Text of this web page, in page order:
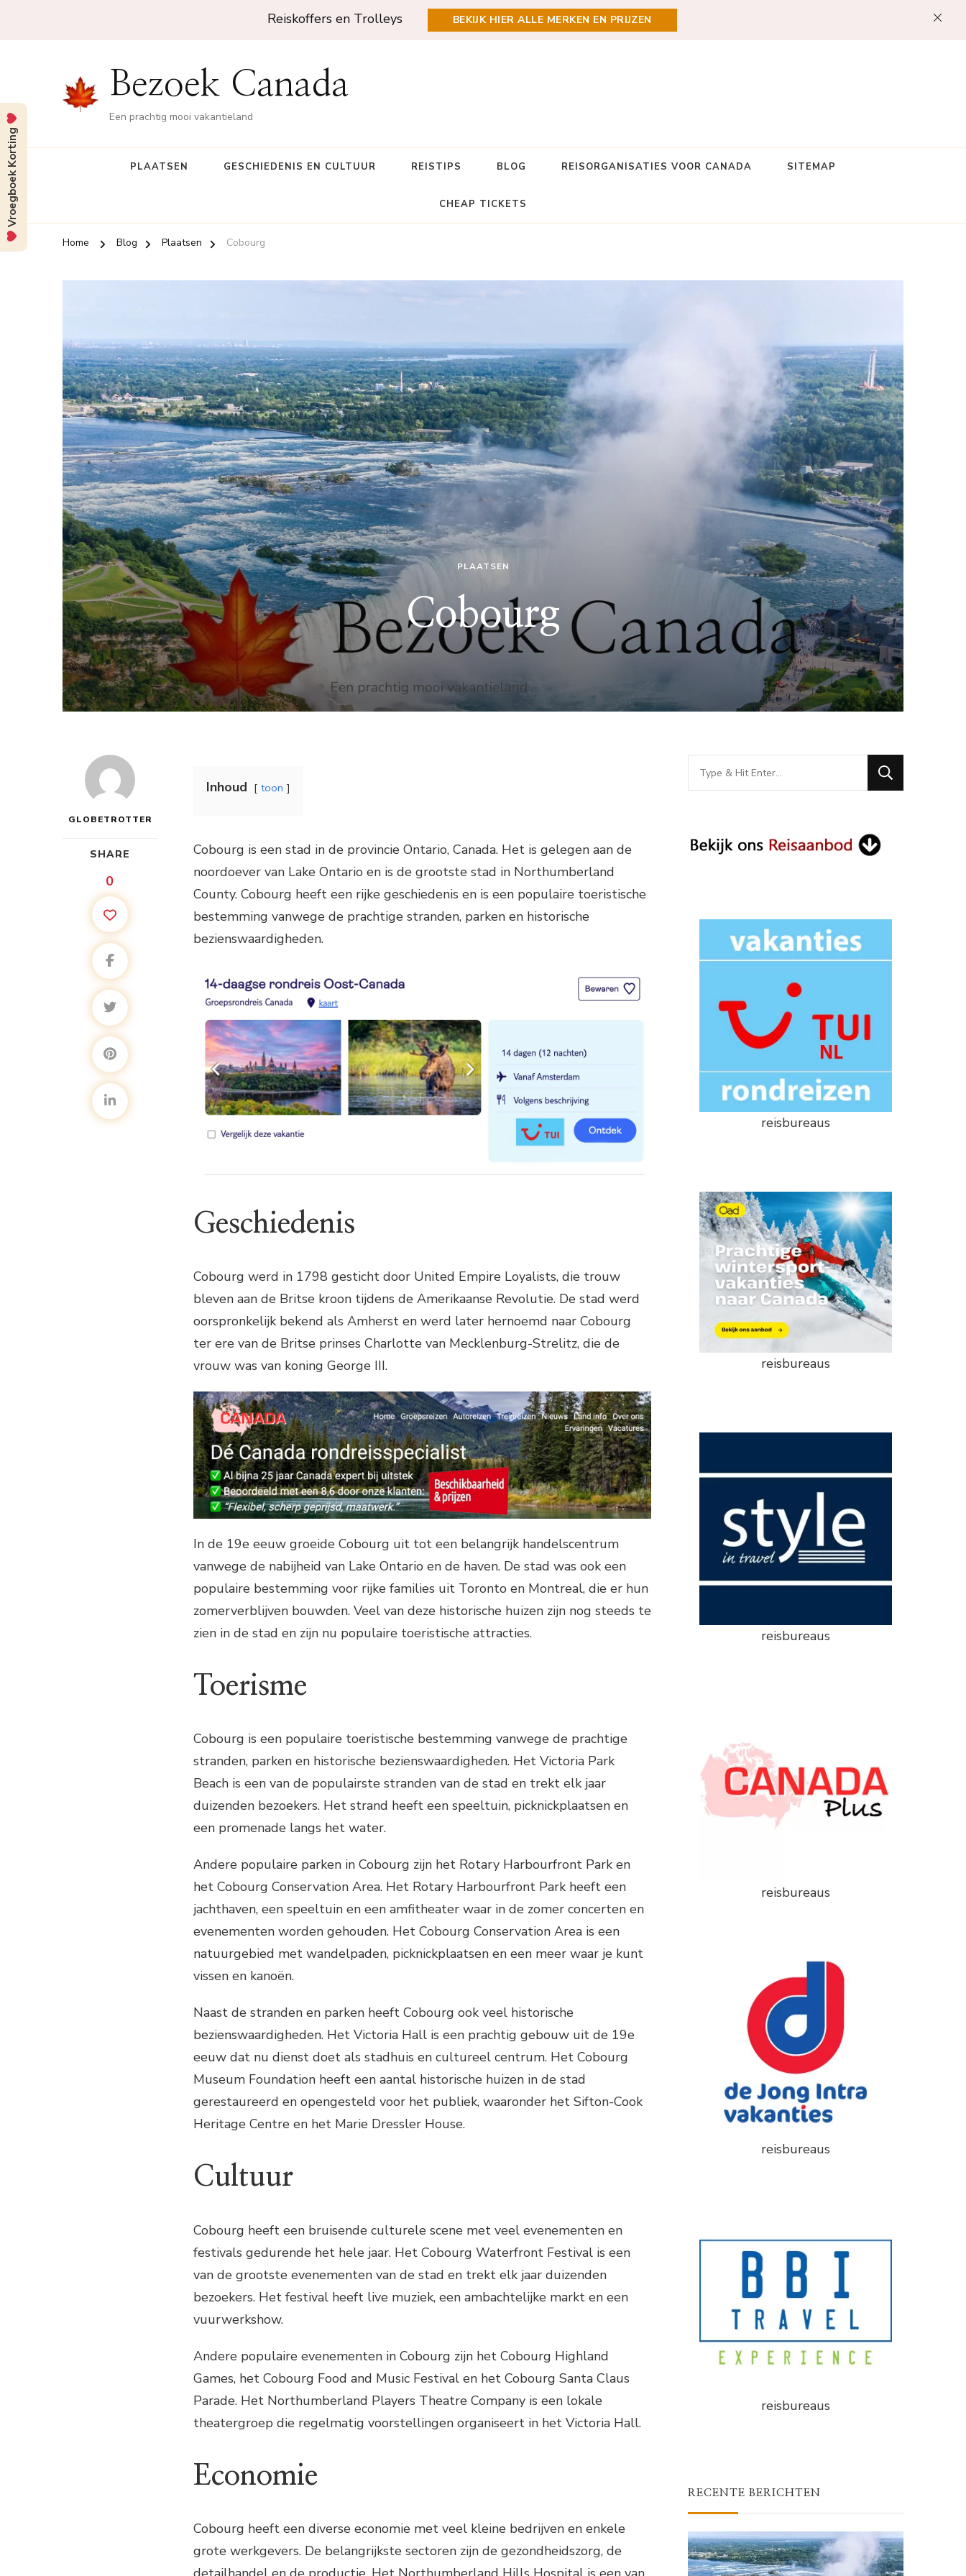
Reiskoffers en Trolleys BEKIJK HIER ALLE MERKEN EN PRIJZEN
Bezoek Canada
Een prachtig mooi vakantieland
PLAATSEN GESCHIEDENIS EN CULTUUR REISTIPS BLOG REISORGANISATIES VOOR CANADA SITEMAP
CHEAP TICKETS
Home Blog Plaatsen Cobourg
PLAATSEN
Cobourg
GLOBETROTTER
SHARE
0
Inhoud toon
Cobourg is een stad in de provincie Ontario, Canada. Het is gelegen aan de
noordoever van Lake Ontario en is de grootste stad in Northumberland
County. Cobourg heeft een rijke geschiedenis en is een populaire toeristische
bestemming vanwege de prachtige stranden, parken en historische
bezienswaardigheden.
Geschiedenis
Cobourg werd in 1798 gesticht door United Empire Loyalists, die trouw
bleven aan de Britse kroon tijdens de Amerikaanse Revolutie. De stad werd
oorspronkelijk bekend als Amherst en werd later hernoemd naar Cobourg
ter ere van de Britse prinses Charlotte van Mecklenburg-Strelitz, die de
vrouw was van koning George III.
In de 19e eeuw groeide Cobourg uit tot een belangrijk handelscentrum
vanwege de nabijheid van Lake Ontario en de haven. De stad was ook een
populaire bestemming voor rijke families uit Toronto en Montreal, die er hun
zomerverblijven bouwden. Veel van deze historische huizen zijn nog steeds te
zien in de stad en zijn nu populaire toeristische attracties.
Toerisme
Cobourg is een populaire toeristische bestemming vanwege de prachtige
stranden, parken en historische bezienswaardigheden. Het Victoria Park
Beach is een van de populairste stranden van de stad en trekt elk jaar
duizenden bezoekers. Het strand heeft een speeltuin, picknickplaatsen en
een promenade langs het water.
Andere populaire parken in Cobourg zijn het Rotary Harbourfront Park en
het Cobourg Conservation Area. Het Rotary Harbourfront Park heeft een
jachthaven, een speeltuin en een amfitheater waar in de zomer concerten en
evenementen worden gehouden. Het Cobourg Conservation Area is een
natuurgebied met wandelpaden, picknickplaatsen en een meer waar je kunt
vissen en kanoën.
Naast de stranden en parken heeft Cobourg ook veel historische
bezienswaardigheden. Het Victoria Hall is een prachtig gebouw uit de 19e
eeuw dat nu dienst doet als stadhuis en cultureel centrum. Het Cobourg
Museum Foundation heeft een aantal historische huizen in de stad
gerestaureerd en opengesteld voor het publiek, waaronder het Sifton-Cook
Heritage Centre en het Marie Dressler House.
Cultuur
Cobourg heeft een bruisende culturele scene met veel evenementen en
festivals gedurende het hele jaar. Het Cobourg Waterfront Festival is een
van de grootste evenementen van de stad en trekt elk jaar duizenden
bezoekers. Het festival heeft live muziek, een ambachtelijke markt en een
vuurwerkshow.
Andere populaire evenementen in Cobourg zijn het Cobourg Highland
Games, het Cobourg Food and Music Festival en het Cobourg Santa Claus
Parade. Het Northumberland Players Theatre Company is een lokale
theatergroep die regelmatig voorstellingen organiseert in het Victoria Hall.
Economie
Cobourg heeft een diverse economie met veel kleine bedrijven en enkele
grote werkgevers. De belangrijkste sectoren zijn de gezondheidszorg, de
Looking
for
reisbureaus
reisbureaus
reisbureaus
reisbureaus
reisbureaus
reisbureaus
RECENTE BERICHTEN
Vroegboek Korting